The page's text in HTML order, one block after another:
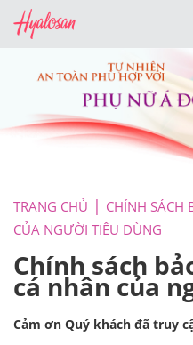
TRANG CHỦ
CHÍNH SÁCH
CỦA NGƯỜI TIÊU DÙNG
Chính sách
cá nhân của
Cảm ơn Quý khách đã truy